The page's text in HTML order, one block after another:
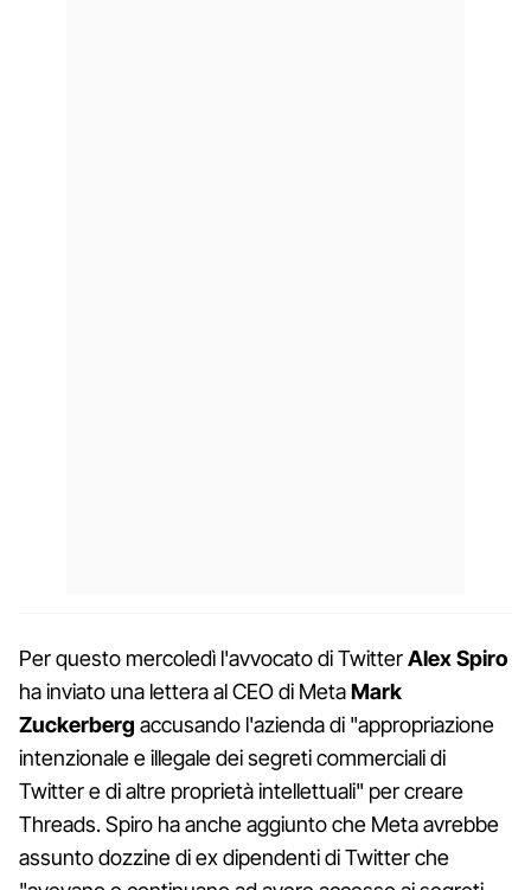
Per questo mercoledì l'avvocato di TwitterAlex Spiro
ha inviato una lettera al CEO di MetaMark
Zuckerberg accusando l'azienda di "appropriazione
intenzionale e illegale dei segreti commerciali di
Twitter e di altre proprietà intellettuali" per creare
Threads. Spiro ha anche aggiunto che Meta avrebbe
assunto dozzine di ex dipendenti di Twitter che